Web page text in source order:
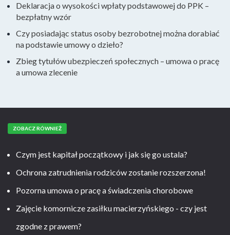
Deklaracja o wysokości wpłaty podstawowej do PPK –
bezpłatny wzór
Czy posiadając status osoby bezrobotnej można dorabiać
na podstawie umowy o dzieło?
Zbieg tytułów ubezpieczeń społecznych – umowa o pracę
a umowa zlecenie
ZOBACZ RÓWNIEŻ
Czym jest kapitał początkowy i jak się go ustala?
Ochrona zatrudnienia rodziców zostanie rozszerzona!
Pozorna umowa o pracę a świadczenia chorobowe
Zajęcie komornicze zasiłku macierzyńskiego - czy jest
zgodne z prawem?